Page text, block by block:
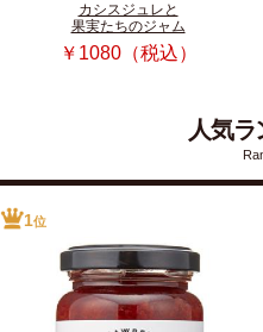
カシスジュレと
果実たちのジャム
￥1080（税込）
人気
1位